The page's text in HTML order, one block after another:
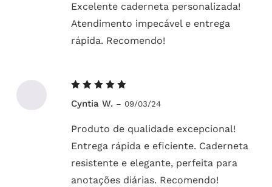
Excelente caderneta personalizada!
Atendimento impecável e entrega
rápida. Recomendo!
5de 5
Cyntia W. – 09/03/24
Produto de qualidade excepcional!
Entrega rápida e eficiente. Caderneta
resistente e elegante, perfeita para
anotações diárias. Recomendo!